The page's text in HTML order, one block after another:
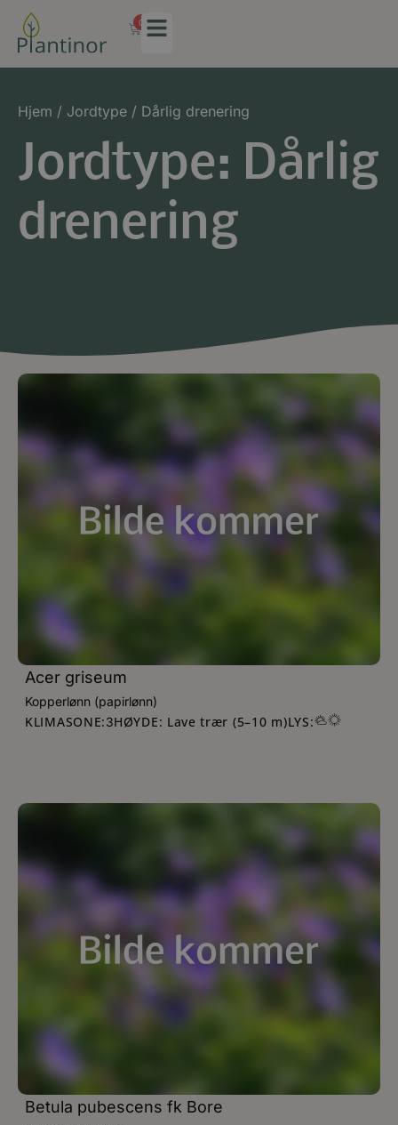
0
Hjem / Jordtype / Dårlig drenering
Jordtype: Dårlig
drenering
Acer griseum
Kopperlønn (papirlønn)
KLIMASONE:3HØYDE: Lave trær (5–10 m)LYS:
Betula pubescens fk Bore